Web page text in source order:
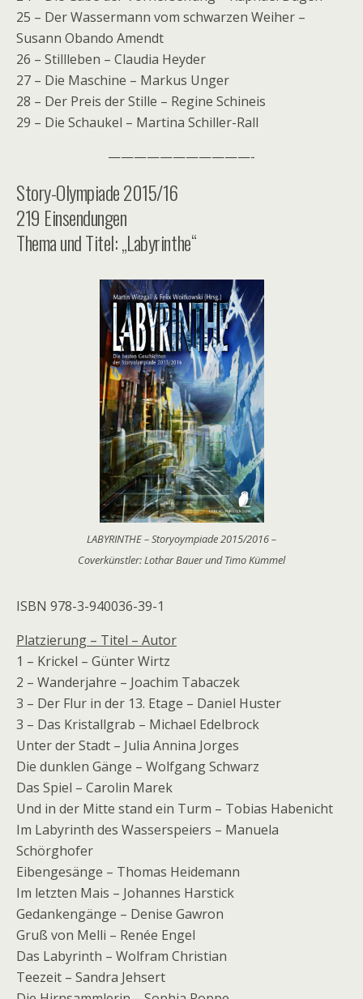
25 – Der Wassermann vom schwarzen Weiher –
Susann Obando Amendt
26 – Stillleben – Claudia Heyder
27 – Die Maschine – Markus Unger
28 – Der Preis der Stille – Regine Schineis
29 – Die Schaukel – Martina Schiller-Rall
———————————-
Story-Olympiade 2015/16
219 Einsendungen
Thema und Titel: „Labyrinthe“
LABYRINTHE – Storyoympiade 2015/2016 –
Coverkünstler: Lothar Bauer und Timo Kümmel
ISBN 978-3-940036-39-1
Platzierung – Titel – Autor
1 – Krickel – Günter Wirtz
2 – Wanderjahre – Joachim Tabaczek
3 – Der Flur in der 13. Etage – Daniel Huster
3 – Das Kristallgrab – Michael Edelbrock
Unter der Stadt – Julia Annina Jorges
Die dunklen Gänge – Wolfgang Schwarz
Das Spiel – Carolin Marek
Und in der Mitte stand ein Turm – Tobias Habenicht
Im Labyrinth des Wasserspeiers – Manuela
Schörghofer
Eibengesänge – Thomas Heidemann
Im letzten Mais – Johannes Harstick
Gedankengänge – Denise Gawron
Gruß von Melli – Renée Engel
Das Labyrinth – Wolfram Christian
Teezeit – Sandra Jehsert